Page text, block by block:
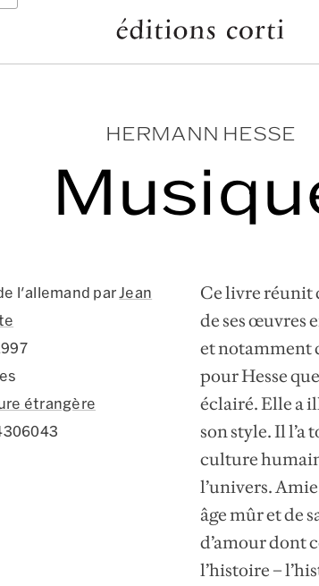
HERMANN HESSE
l'allemand par Jean
étrangère
Ce livre réunit
de ses œuvres
et notamment
pour Hesse
éclairé. Elle a
son style. Il l’a
culture
l’univers.
âge mûr et de
d’amour dont
l’histoire –